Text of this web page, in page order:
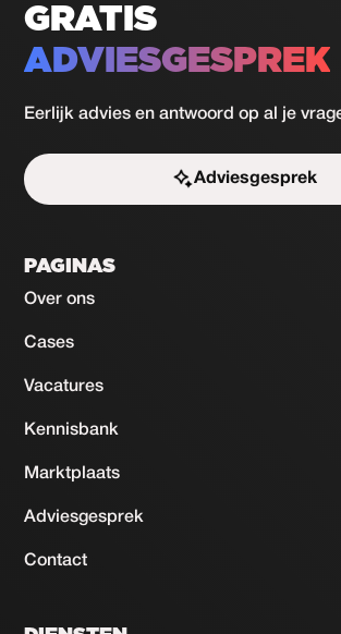
GRATIS
ADVIESGESPREK
Eerlijk advies en antwoord op al je
Adviesgesprek
Start de uitdaging
PAGINAS
Over ons
Cases
Vacatures
Kennisbank
Marktplaats
Adviesgesprek
Contact